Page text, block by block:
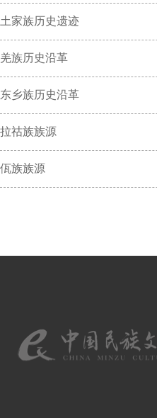
土家族历史遗迹
羌族历史沿革
东乡族历史沿革
拉祜族族源
佤族族源